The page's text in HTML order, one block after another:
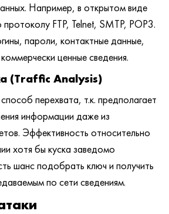
Например, в открытом виде
FTP, Telnet, SMTP, POP3.
пароли, контактные данные,
ценные сведения.
(Traffic Analysis)
перехвата, т.к. предполагает
информации даже из
Эффективность относительно
хотя бы куска заведомо
шанс подобрать ключ и получить
по сети сведениям.